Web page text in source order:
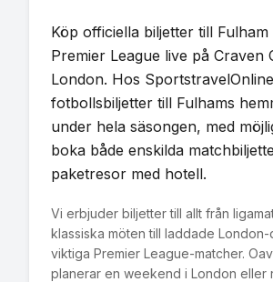
Köp officiella biljetter till
Premier League live på Craven
London. Hos
fotbollsbiljetter till Fulhams
under hela säsongen, med
boka både enskilda
paketresor med hotell.
Vi erbjuder biljetter till allt från
klassiska möten till laddade
viktiga Premier League-matcher.
planerar en weekend i London eller